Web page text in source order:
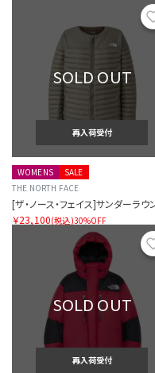
SOLD OUT
再入荷受付
SALE
WOMENS
THE NORTH FACE
￥23,100(税込)30%OFF
SOLD OUT
再入荷受付